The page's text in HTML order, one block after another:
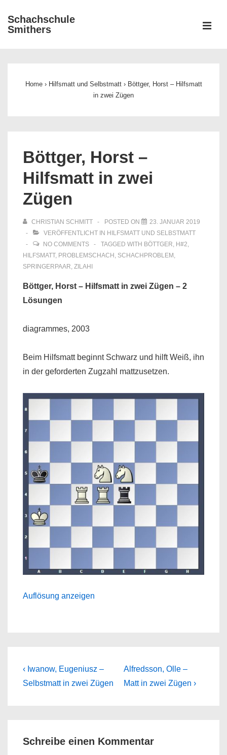
Zum
Inhalt
Schachschule
Smithers
Home › Hilfsmatt und Selbstmatt › Böttger, Horst – Hilfsmatt
in zwei Zügen
Böttger, Horst –
Hilfsmatt in zwei
Zügen
CHRISTIAN SCHMITT POSTED ON
23. JANUAR 2019
VERÖFFENTLICHT IN HILFSMATT UND SELBSTMATT
NO COMMENTS
TAGGED WITH BÖTTGER, H#2,
HILFSMATT, PROBLEMSCHACH , SCHACHPROBLEM ,
SPRINGERPAAR, ZILAHI
Böttger, Horst – Hilfsmatt in zwei Zügen – 2
Lösungen
diagrammes, 2003
Beim Hilfsmatt beginnt Schwarz und hilft Weiß, ihn
in der geforderten Zugzahl mattzusetzen.
Auflösung anzeigen
Beitragsnavigation
Previous
Post
‹ Iwanow, Eugeniusz –
Selbstmatt in zwei Zügen
Next
Post
Alfredsson, Olle –
Matt in zwei Zügen ›
Schreibe einen Kommentar